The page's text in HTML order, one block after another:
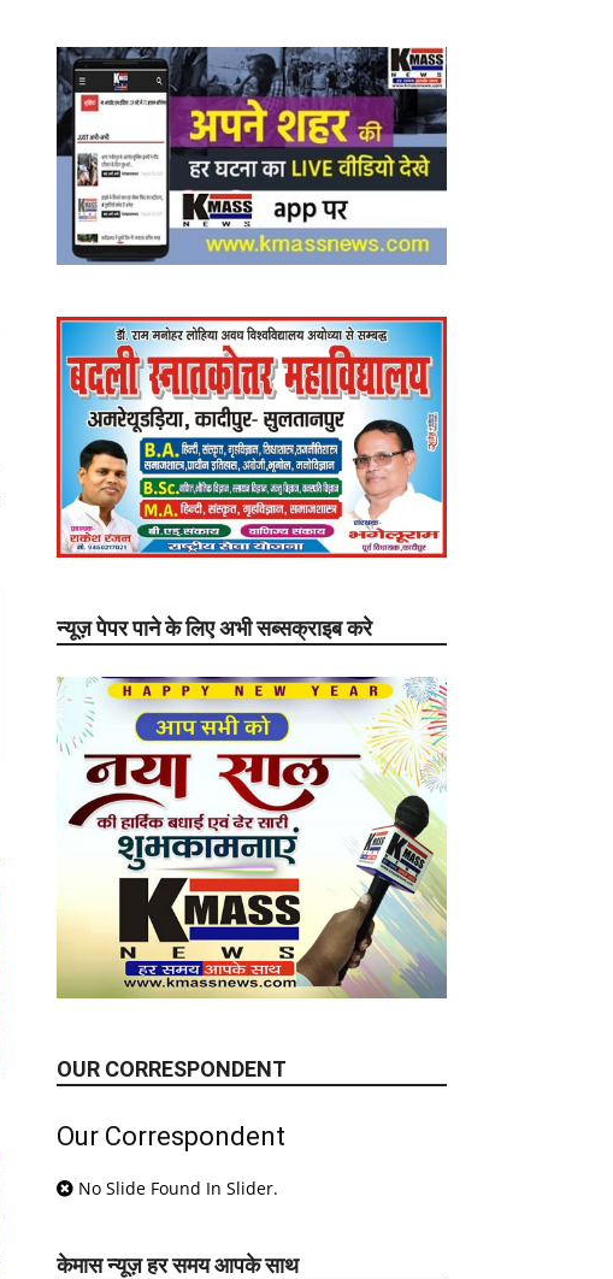
न्यूज़ पेपर पाने के लिए अभी सब्सक्राइब करे
OUR CORRESPONDENT
Our Correspondent
No Slide Found In Slider.
केमास न्यूज़ हर समय आपके साथ